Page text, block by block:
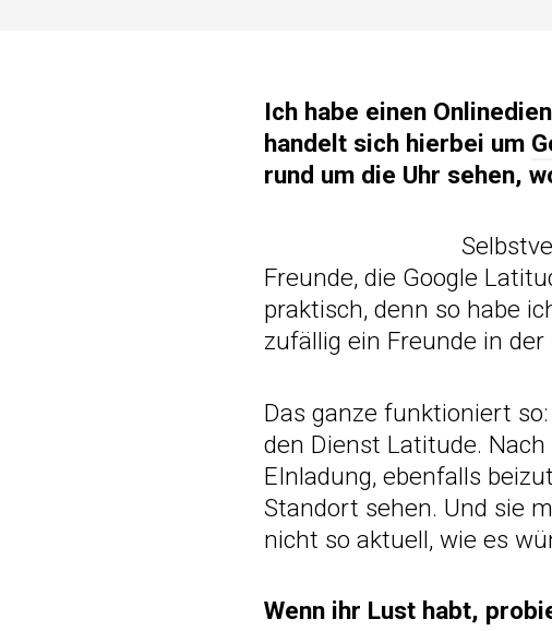
Ich habe einen
handelt sich hierbei um
rund um die Uhr sehen,
Freunde, die Google
praktisch, denn so habe
zufällig ein Freunde in der
Das ganze funktioniert
den Dienst Latitude.
EInladung, ebenfalls
Standort sehen. Und sie
nicht so aktuell, wie es
Wenn ihr Lust habt,